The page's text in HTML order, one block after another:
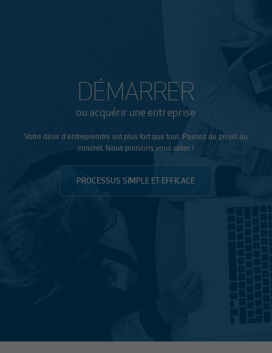
DÉMARRER
ou acquérir une entreprise
Votre désir d’entreprendre est plus fort que tout. Passez du projet au
concret. Nous pouvons vous aider !
PROCESSUS SIMPLE ET EFFICACE